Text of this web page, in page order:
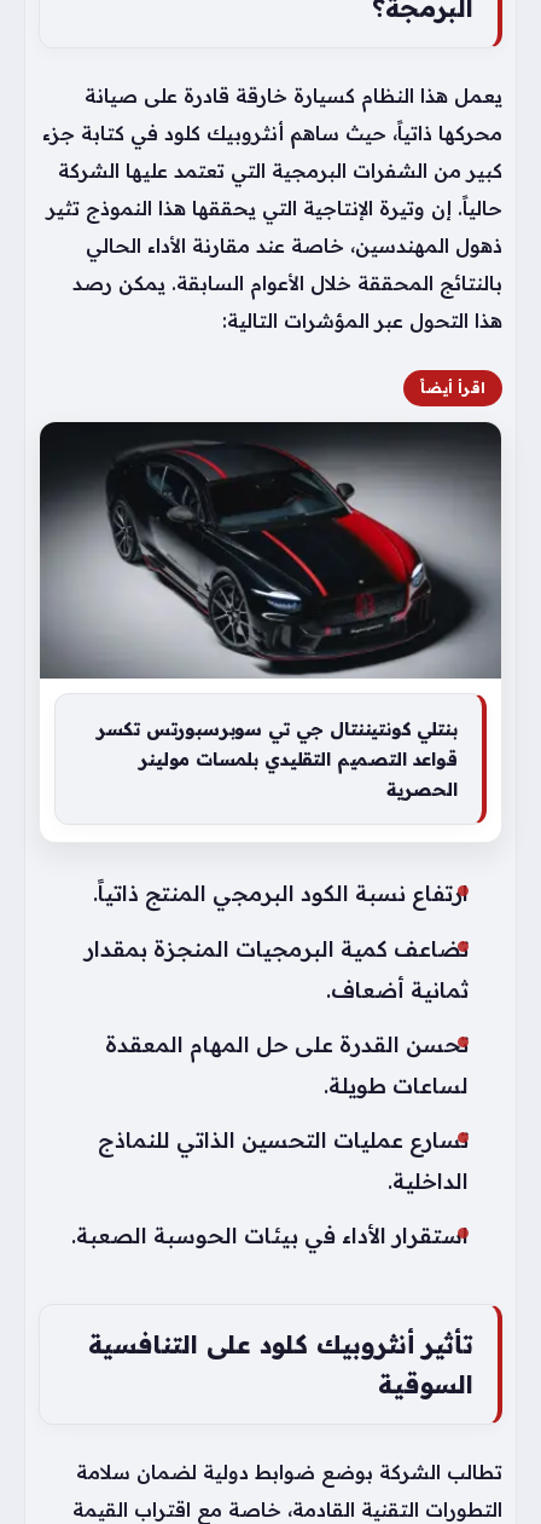
البرمجة؟
يعمل هذا النظام كسيارة خارقة قادرة على صيانة
محركها ذاتياً، حيث ساهم أنثروبيك كلود في كتابة جزء
كبير من الشفرات البرمجية التي تعتمد عليها الشركة
حالياً. إن وتيرة الإنتاجية التي يحققها هذا النموذج تثير
ذهول المهندسين، خاصة عند مقارنة الأداء الحالي
بالنتائج المحققة خلال الأعوام السابقة. يمكن رصد
هذا التحول عبر المؤشرات التالية:
اقرأ أيضاً
بنتلي كونتيننتال جي تي سوبرسبورتس تكسر
قواعد التصميم التقليدي بلمسات مولينر
الحصرية
ارتفاع نسبة الكود البرمجي المنتج ذاتياً.
تضاعف كمية البرمجيات المنجزة بمقدار
ثمانية أضعاف.
تحسن القدرة على حل المهام المعقدة
لساعات طويلة.
تسارع عمليات التحسين الذاتي للنماذج
الداخلية.
استقرار الأداء في بيئات الحوسبة الصعبة.
تأثير أنثروبيك كلود على التنافسية
السوقية
تطالب الشركة بوضع ضوابط دولية لضمان سلامة
التطورات التقنية القادمة، خاصة مع اقتراب القيمة